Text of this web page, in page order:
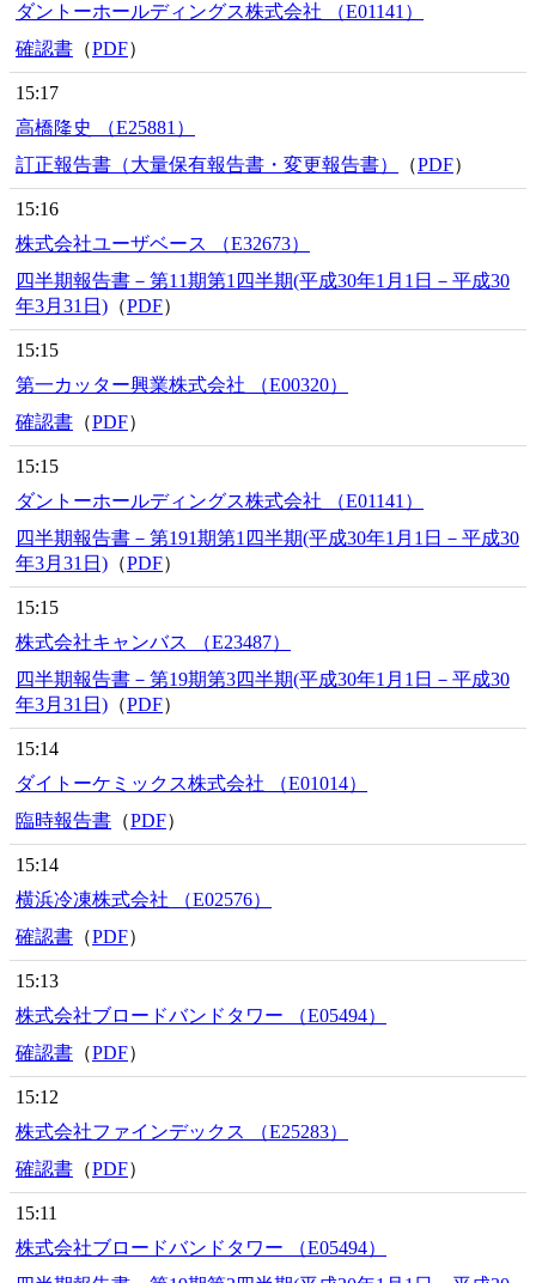
ダントーホールディングス株式会社 （E01141）
確認書 （PDF）
15:17
高橋隆史 （E25881）
訂正報告書（大量保有報告書・変更報告書）
（PDF）
15:16
株式会社ユーザベース （E32673）
四半期報告書－第11期第1四半期(平成30年1月1日－平成30
年3月31日) （PDF）
15:15
第一カッター興業株式会社 （E00320）
確認書 （PDF）
15:15
ダントーホールディングス株式会社 （E01141）
四半期報告書－第191期第1四半期(平成30年1月1日－平成30
年3月31日) （PDF）
15:15
株式会社キャンバス （E23487）
四半期報告書－第19期第3四半期(平成30年1月1日－平成30
年3月31日) （PDF）
15:14
ダイトーケミックス株式会社 （E01014）
臨時報告書 （PDF）
15:14
横浜冷凍株式会社 （E02576）
確認書 （PDF）
15:13
株式会社ブロードバンドタワー （E05494）
確認書 （PDF）
15:12
株式会社ファインデックス （E25283）
確認書 （PDF）
15:11
株式会社ブロードバンドタワー （E05494）